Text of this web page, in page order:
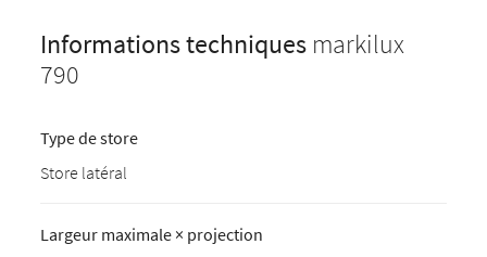
Informations techniques markilux
790
Type de store
Store latéral
Largeur maximale × projection